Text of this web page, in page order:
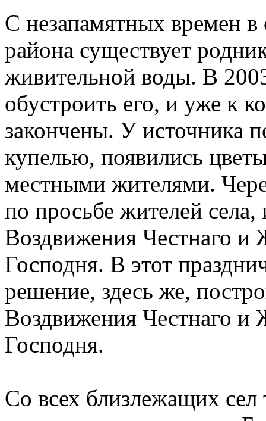
С незапамятных времен
района существует
живительной воды. В
обустроить его, и уже к
закончены. У источника
купелью, появились
местными жителями.
по просьбе жителей
Воздвижения Честнаго и
Господня. В этот
решение, здесь же,
Воздвижения Честнаго и
Господня.
Со всех близлежащих сел